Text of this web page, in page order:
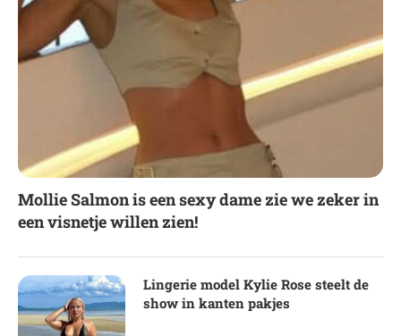
Mollie Salmon is een sexy dame zie we zeker in
een visnetje willen zien!
Lingerie model Kylie Rose steelt de
show in kanten pakjes